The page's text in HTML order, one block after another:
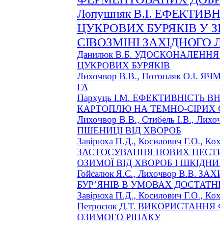
Лопушняк В.І.
ЦУКРОВИХ БУРЯКІВ У
СІВОЗМІНІ ЗАХІДНОГО
Данилюк В.Б.
ЦУКРОВИХ БУРЯКІВ
Лихочвор В.В., ПотоплякО.І.
ГА
Пархуць І.М. ЕФЕКТИВНІСТЬ
КАРТОПЛЮ НА ТЕМНО-СІРИХ
Лихочвор В.В., Стибель І.В.,
ПШЕНИЦІ ВІД ХВОРОБ
Завірюха П.Д., Косилович Г.О.,
ЗАСТОСУВАННЯ НОВИХ
ОЗИМОЇ ВІД ХВОРОБ І
ГойсалюкЯ.С., Лихочвор В.В.
БУР’ЯНІВ В УМОВАХ
Завірюха П.Д., Косилович Г.О.,
Петросюк Д.Т.
ОЗИМОГО РІПАКУ